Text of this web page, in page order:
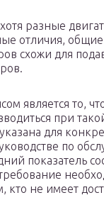
разные
отличия,
схожи для
является то,
при
для
по
показатель
кто не имеет